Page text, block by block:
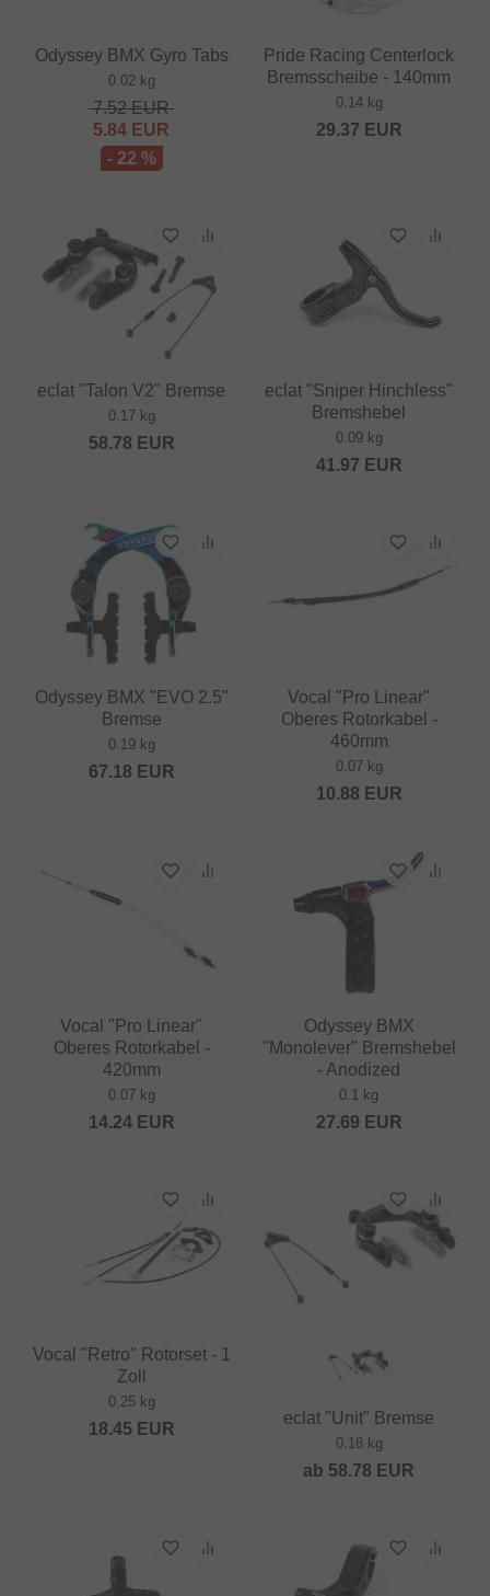
Odyssey BMX Gyro Tabs
0.02 kg
7.52EUR
5.84 EUR
- 22 %
Pride Racing Centerlock
Bremsscheibe - 140mm
0.14 kg
29.37 EUR
eclat "Talon V2" Bremse
0.17 kg
58.78 EUR
eclat "Sniper Hinchless"
Bremshebel
0.09 kg
41.97 EUR
Odyssey BMX "EVO 2.5"
Bremse
0.19 kg
67.18 EUR
Vocal "Pro Linear"
Oberes Rotorkabel -
460mm
0.07 kg
10.88 EUR
Vocal "Pro Linear"
Oberes Rotorkabel -
420mm
0.07 kg
14.24EUR
Odyssey BMX
"Monolever" Bremshebel
- Anodized
0.1 kg
27.69 EUR
Vocal "Retro" Rotorset - 1
Zoll
0.25 kg
18.45 EUR
eclat "Unit" Bremse
0.18 kg
ab 58.78 EUR